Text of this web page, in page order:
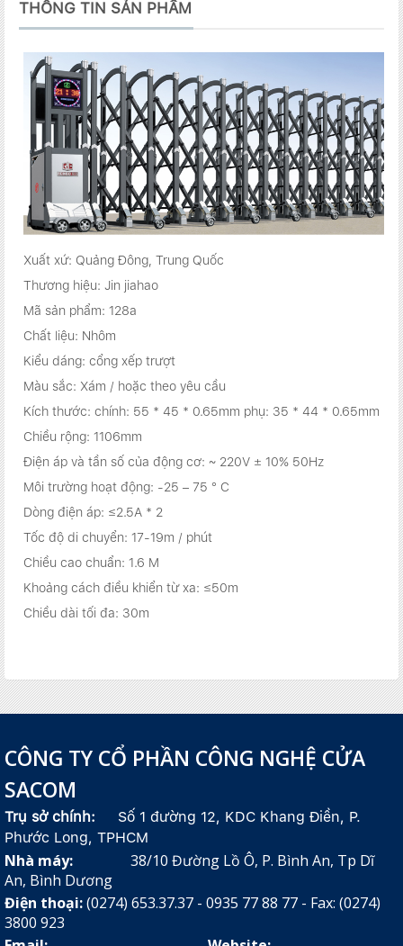
THÔNG TIN SẢN PHẨM
Xuất xứ: Quảng Đông, Trung Quốc
Thương hiệu: Jin jiahao
Mã sản phẩm: 128a
Chất liệu: Nhôm
Kiểu dáng: cổng xếp trượt
Màu sắc: Xám / hoặc theo yêu cầu
Kích thước: chính: 55 * 45 * 0.65mm phụ: 35 * 44 * 0.65mm
Chiều rộng: 1106mm
Điện áp và tần số của động cơ: ~ 220V ± 10% 50Hz
Môi trường hoạt động: -25 – 75 ° C
Dòng điện áp: ≤2.5A * 2
Tốc độ di chuyển: 17-19m / phút
Chiều cao chuẩn: 1.6 M
Khoảng cách điều khiển từ xa: ≤50m
Chiều dài tối đa: 30m
CÔNG TY CỔ PHẦN CÔNG NGHỆ CỬA
SACOM
Trụ sở chính:
Số 1 đường 12, KDC Khang Điền, P.
Phước Long, TPHCM
Nhà máy: 38/10 Đường Lồ Ô, P. Bình An, Tp Dĩ
An, Bình Dương
Điện thoại:(0274) 653.37.37 - 0935 77 88 77 - Fax: (0274)
3800 923